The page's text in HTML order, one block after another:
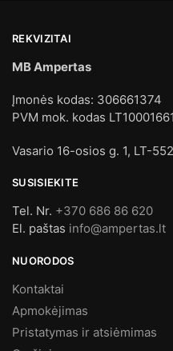
REKVIZITAI
MB Ampertas
Įmonės kodas: 306661374
PVM mok. kodas
Vasario 16-osios g. 1, LT-
SUSISIEKITE
Tel. Nr. +370 686 86 620
El. paštas info@ampertas.lt
NUORODOS
Kontaktai
Apmokėjimas
Pristatymas ir atsiėmimas